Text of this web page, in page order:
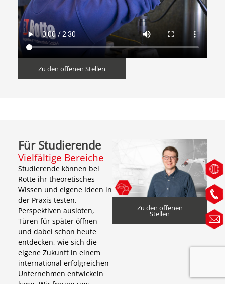
Zu den offenen Stellen
Für Studierende
Vielfältige Bereiche
Studierende können bei
Rotte ihr theoretisches
Wissen und eigene Ideen in
der Praxis testen.
Perspektiven ausloten,
Türen für später öffnen
und dabei schon heute
entdecken, wie sich die
eigene Zukunft in einem
international erfolgreichen
Unternehmen entwickeln
kann. Wir freuen uns,
Zu den offenen
Stellen